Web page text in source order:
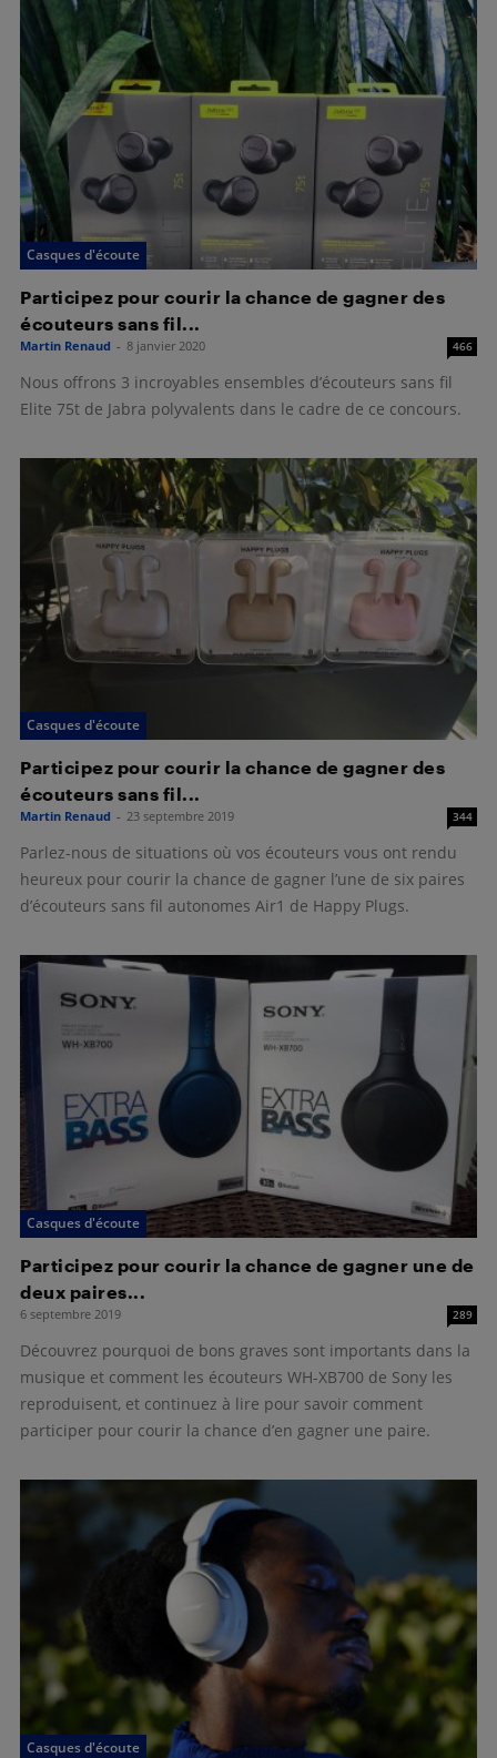
Casques d'écoute
Participez pour courir la chance de gagner des
écouteurs sans fil...
Martin Renaud - 8 janvier 2020 466
Nous offrons 3 incroyables ensembles d’écouteurs sans fil
Elite 75t de Jabra polyvalents dans le cadre de ce concours.
Casques d'écoute
Participez pour courir la chance de gagner des
écouteurs sans fil...
Martin Renaud - 23 septembre 2019 344
Parlez-nous de situations où vos écouteurs vous ont rendu
heureux pour courir la chance de gagner l’une de six paires
d’écouteurs sans fil autonomes Air1 de Happy Plugs.
Casques d'écoute
Participez pour courir la chance de gagner une de
deux paires...
6 septembre 2019 289
Découvrez pourquoi de bons graves sont importants dans la
musique et comment les écouteurs WH-XB700 de Sony les
reproduisent, et continuez à lire pour savoir comment
participer pour courir la chance d’en gagner une paire.
Casques d'écoute